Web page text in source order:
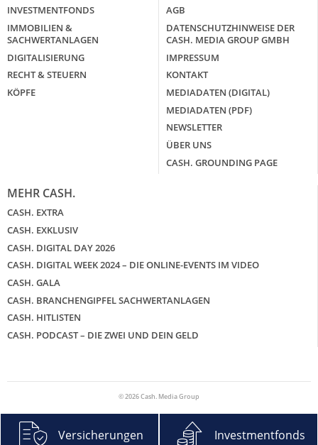
INVESTMENTFONDS
IMMOBILIEN &
SACHWERTANLAGEN
DIGITALISIERUNG
RECHT & STEUERN
KÖPFE
AGB
DATENSCHUTZHINWEISE DER
CASH. MEDIA GROUP GMBH
IMPRESSUM
KONTAKT
MEDIADATEN (DIGITAL)
MEDIADATEN (PDF)
NEWSLETTER
ÜBER UNS
CASH. GROUNDING PAGE
MEHR CASH.
CASH. EXTRA
CASH. EXKLUSIV
CASH. DIGITAL DAY 2026
CASH. DIGITAL WEEK 2024 – DIE ONLINE-EVENTS IM VIDEO
CASH. GALA
CASH. BRANCHENGIPFEL SACHWERTANLAGEN
CASH. HITLISTEN
CASH. PODCAST – DIE ZWEI UND DEIN GELD
© 2026 Cash. Media Group
Versicherungen Investmentfonds